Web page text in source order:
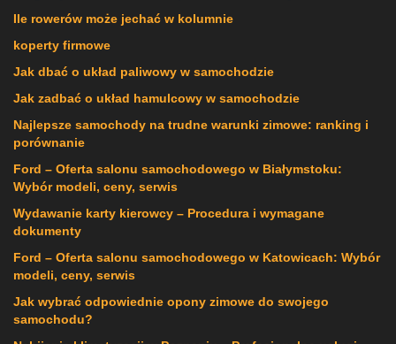
Ile rowerów może jechać w kolumnie
koperty firmowe
Jak dbać o układ paliwowy w samochodzie
Jak zadbać o układ hamulcowy w samochodzie
Najlepsze samochody na trudne warunki zimowe: ranking i
porównanie
Ford – Oferta salonu samochodowego w Białymstoku:
Wybór modeli, ceny, serwis
Wydawanie karty kierowcy – Procedura i wymagane
dokumenty
Ford – Oferta salonu samochodowego w Katowicach: Wybór
modeli, ceny, serwis
Jak wybrać odpowiednie opony zimowe do swojego
samochodu?